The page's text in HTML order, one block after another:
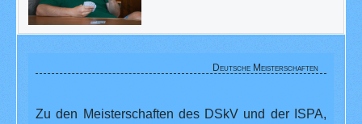
Deutsche Meisterschaften
Zu den Meisterschaften des DSkV und der ISPA,